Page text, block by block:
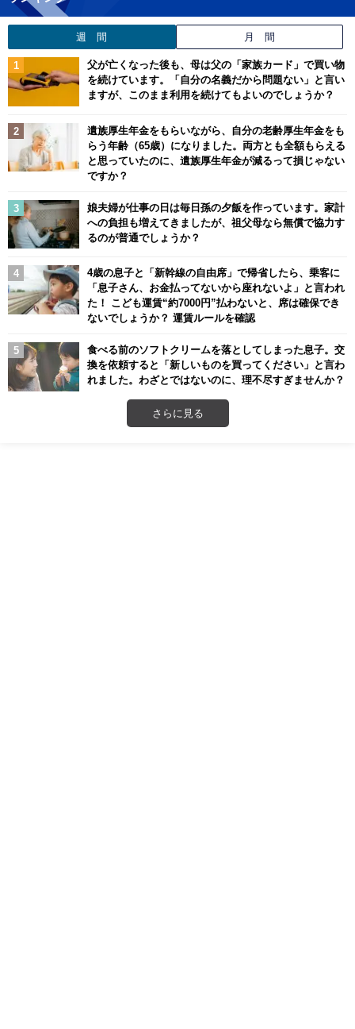
週 間 月 間
父が亡くなった後も、母は父の「家族カード」で買い物
を続けています。「自分の名義だから問題ない」と言い
ますが、このまま利用を続けてもよいのでしょうか？
遺族厚生年金をもらいながら、自分の老齢厚生年金をも
らう年齢（65歳）になりました。両方とも全額もらえる
と思っていたのに、遺族厚生年金が減るって損じゃない
ですか？
娘夫婦が仕事の日は毎日孫の夕飯を作っています。家計
への負担も増えてきましたが、祖父母なら無償で協力す
るのが普通でしょうか？
4歳の息子と「新幹線の自由席」で帰省したら、乗客に
「息子さん、お金払ってないから座れないよ」と言われ
た！ こども運賃“約7000円”払わないと、席は確保でき
ないでしょうか？ 運賃ルールを確認
食べる前のソフトクリームを落としてしまった息子。交
換を依頼すると「新しいものを買ってください」と言わ
れました。わざとではないのに、理不尽すぎませんか？
さらに見る